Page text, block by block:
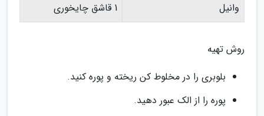
وانیل
1 قاشق چایخوری
روش تهیه
بلوبری را در مخلوط کن ریخته و پوره کنید.
پوره را از الک عبور دهید.